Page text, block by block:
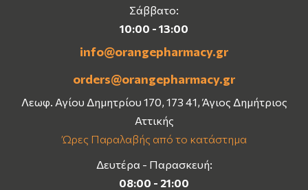
Σάββατο:
10:00 - 13:00
info@orangepharmacy.gr
orders@orangepharmacy.gr
Λεωφ. Αγίου Δημητρίου 170, 173 41, Άγιος Δημήτριος
Αττικής
Ώρες Παραλαβής από το κατάστημα
Δευτέρα - Παρασκευή:
08:00 - 21:00